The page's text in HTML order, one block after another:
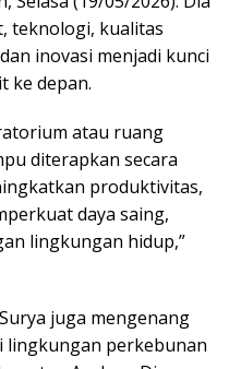
teknologi, kualitas
inovasi menjadi kunci
ke depan.
atau ruang
diterapkan secara
produktivitas,
daya saing,
lingkungan hidup,”
juga mengenang
lingkungan perkebunan